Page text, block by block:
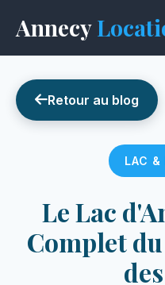
Annecy
Retour au blog
LAC &
Le Lac
Complet